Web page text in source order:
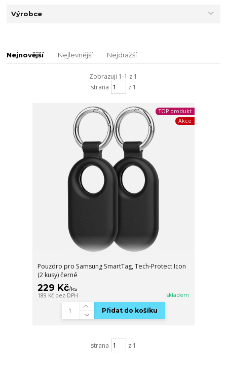
Výrobce
Nejnovější Nejlevnější Nejdražší
Zobrazuji 1-1 z 1
strana
z 1
TOP produkt
Akce
Pouzdro pro Samsung SmartTag, Tech-Protect Icon
(2 kusy) černé
229 Kč/ks
189 Kč bez DPH skladem
Přidat do košíku
strana z 1